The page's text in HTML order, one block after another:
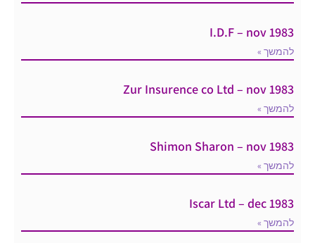
I.D.F – nov 1983
להמשך »
Zur Insurence co Ltd – nov 1983
להמשך »
Shimon Sharon – nov 1983
להמשך »
Iscar Ltd – dec 1983
להמשך »